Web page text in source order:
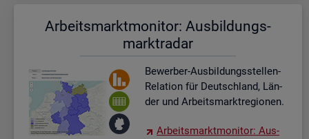
Ar­beits­markt­mo­ni­tor: Aus­bil­dungs­
markt­ra­dar
Be­wer­ber-Aus­bil­dungs­stel­len-
Re­la­ti­on für Deutsch­land, Län­
der und Ar­beits­markt­re­gio­nen.
Ar­beits­markt­mo­ni­tor: Aus­